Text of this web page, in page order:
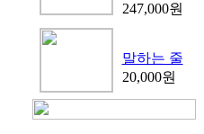
247,000원
말하는 줄
20,000원